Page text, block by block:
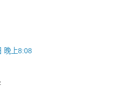
晚上8:08